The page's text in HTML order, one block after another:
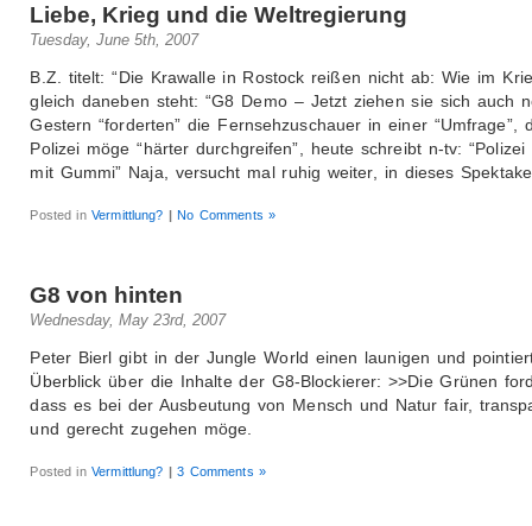
Liebe, Krieg und die Weltregierung
Tuesday, June 5th, 2007
B.Z. titelt: “Die Krawalle in Rostock reißen nicht ab: Wie im
gleich daneben steht: “G8 Demo – Jetzt ziehen sie sich auch
Gestern “forderten” die Fernsehzuschauer in einer “Umfrage”,
Polizei möge “härter durchgreifen”, heute schreibt n-tv: “Polizei
mit Gummi” Naja, versucht mal ruhig weiter, in dieses
Posted inVermittlung? | No Comments »
G8 von hinten
Wednesday, May 23rd, 2007
Peter Bierl gibt in der Jungle World einen launigen und
Überblick über die Inhalte der G8-Blockierer: >>Die Grünen
dass es bei der Ausbeutung von Mensch und Natur fair,
und gerecht zugehen möge.
Posted inVermittlung? | 3 Comments »